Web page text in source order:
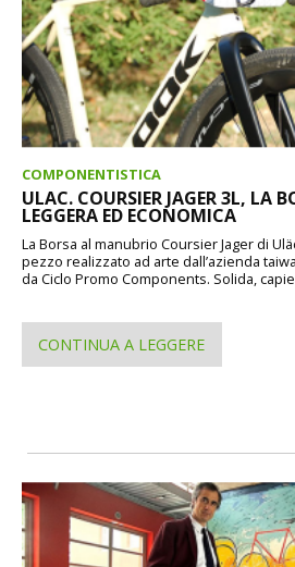
COMPONENTISTICA
ULAC. COURSIER JAGER 3L, LA
LEGGERA ED ECONOMICA
La Borsa al manubrio Coursier Jager di
pezzo realizzato ad arte dall’azienda
da Ciclo Promo Components. Solida,
CONTINUA A LEGGERE